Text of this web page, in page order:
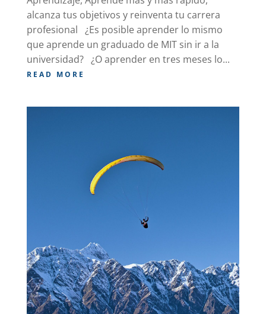
alcanza tus objetivos y reinventa tu carrera
profesional ¿Es posible aprender lo mismo
que aprende un graduado de MIT sin ir a la
universidad? ¿O aprender en tres meses lo...
READ MORE